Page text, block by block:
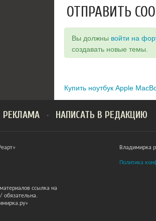
ОТПРАВИТЬ
Вы должны войти на
создавать новые темы.
Купить ноутбук Apple
РЕКЛАМА НАПИСАТЬ В РЕДАКЦИЮ
ссылка на
Владимирка
Политика